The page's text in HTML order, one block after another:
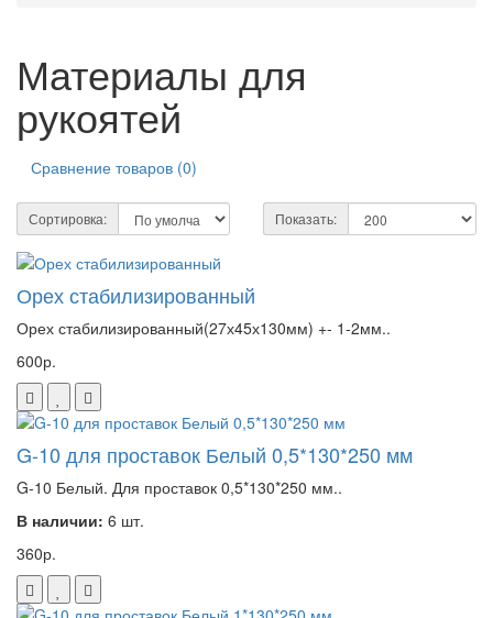
Материалы для
рукоятей
Сравнение товаров (0)
Сортировка: Показать:
Орех стабилизированный
Орех стабилизированный(27х45х130мм) +- 1-2мм..
600р.
G-10 для проставок Белый 0,5*130*250 мм
G-10 Белый. Для проставок 0,5*130*250 мм..
В наличии: 6 шт.
360р.